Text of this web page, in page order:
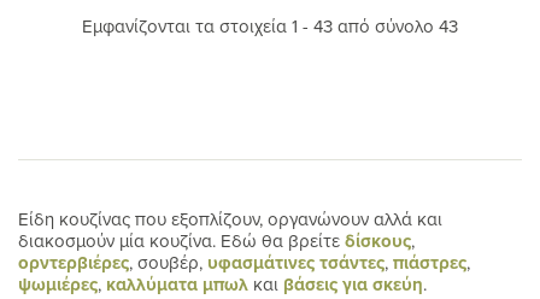
Εμφανίζονται τα στοιχεία 1 - 43 από σύνολο 43
Είδη κουζίνας που εξοπλίζουν, οργανώνουν αλλά και
διακοσμούν μία κουζίνα. Εδώ θα βρείτεδίσκους,
ορντερβιέρες, σουβέρ, υφασμάτινες τσάντες,πιάστρες,
ψωμιέρες, καλλύματα μπωλ και βάσεις για σκεύη.